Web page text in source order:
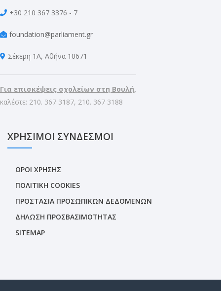
+30 210 367 3376 - 7
foundation@parliament.gr
Σέκερη 1Α, Αθήνα 10671
Για επισκέψεις σχολείων στη Βουλή,
καλέστε: 210. 367 3187, 210. 367 3188
ΧΡΗΣΙΜΟΙ ΣΥΝΔΕΣΜΟΙ
ΟΡΟΙ ΧΡΗΣΗΣ
ΠΟΛΙΤΙΚΗ COOKIES
ΠΡΟΣΤΑΣΙΑ ΠΡΟΣΩΠΙΚΩΝ ΔΕΔΟΜΕΝΩΝ
ΔΗΛΩΣΗ ΠΡΟΣΒΑΣΙΜΟΤΗΤΑΣ
SITEMAP